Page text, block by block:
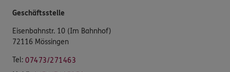
Geschäftsstelle
Eisenbahnstr. 10 (Im Bahnhof)
72116 Mössingen
Tel: 07473/271463